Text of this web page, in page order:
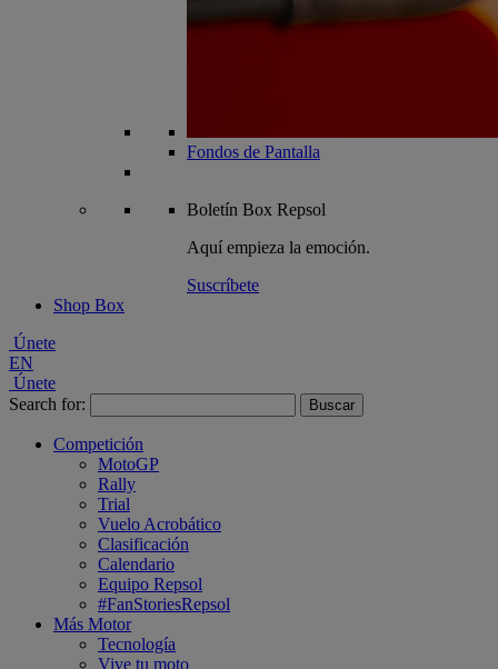
Fondos de Pantalla
Boletín Box Repsol
Aquí empieza la emoción.
Suscríbete
Shop Box
Únete
EN
Únete
Search for:
Competición
MotoGP
Rally
Trial
Vuelo Acrobático
Clasificación
Calendario
Equipo Repsol
#FanStoriesRepsol
Más Motor
Tecnología
Vive tu moto